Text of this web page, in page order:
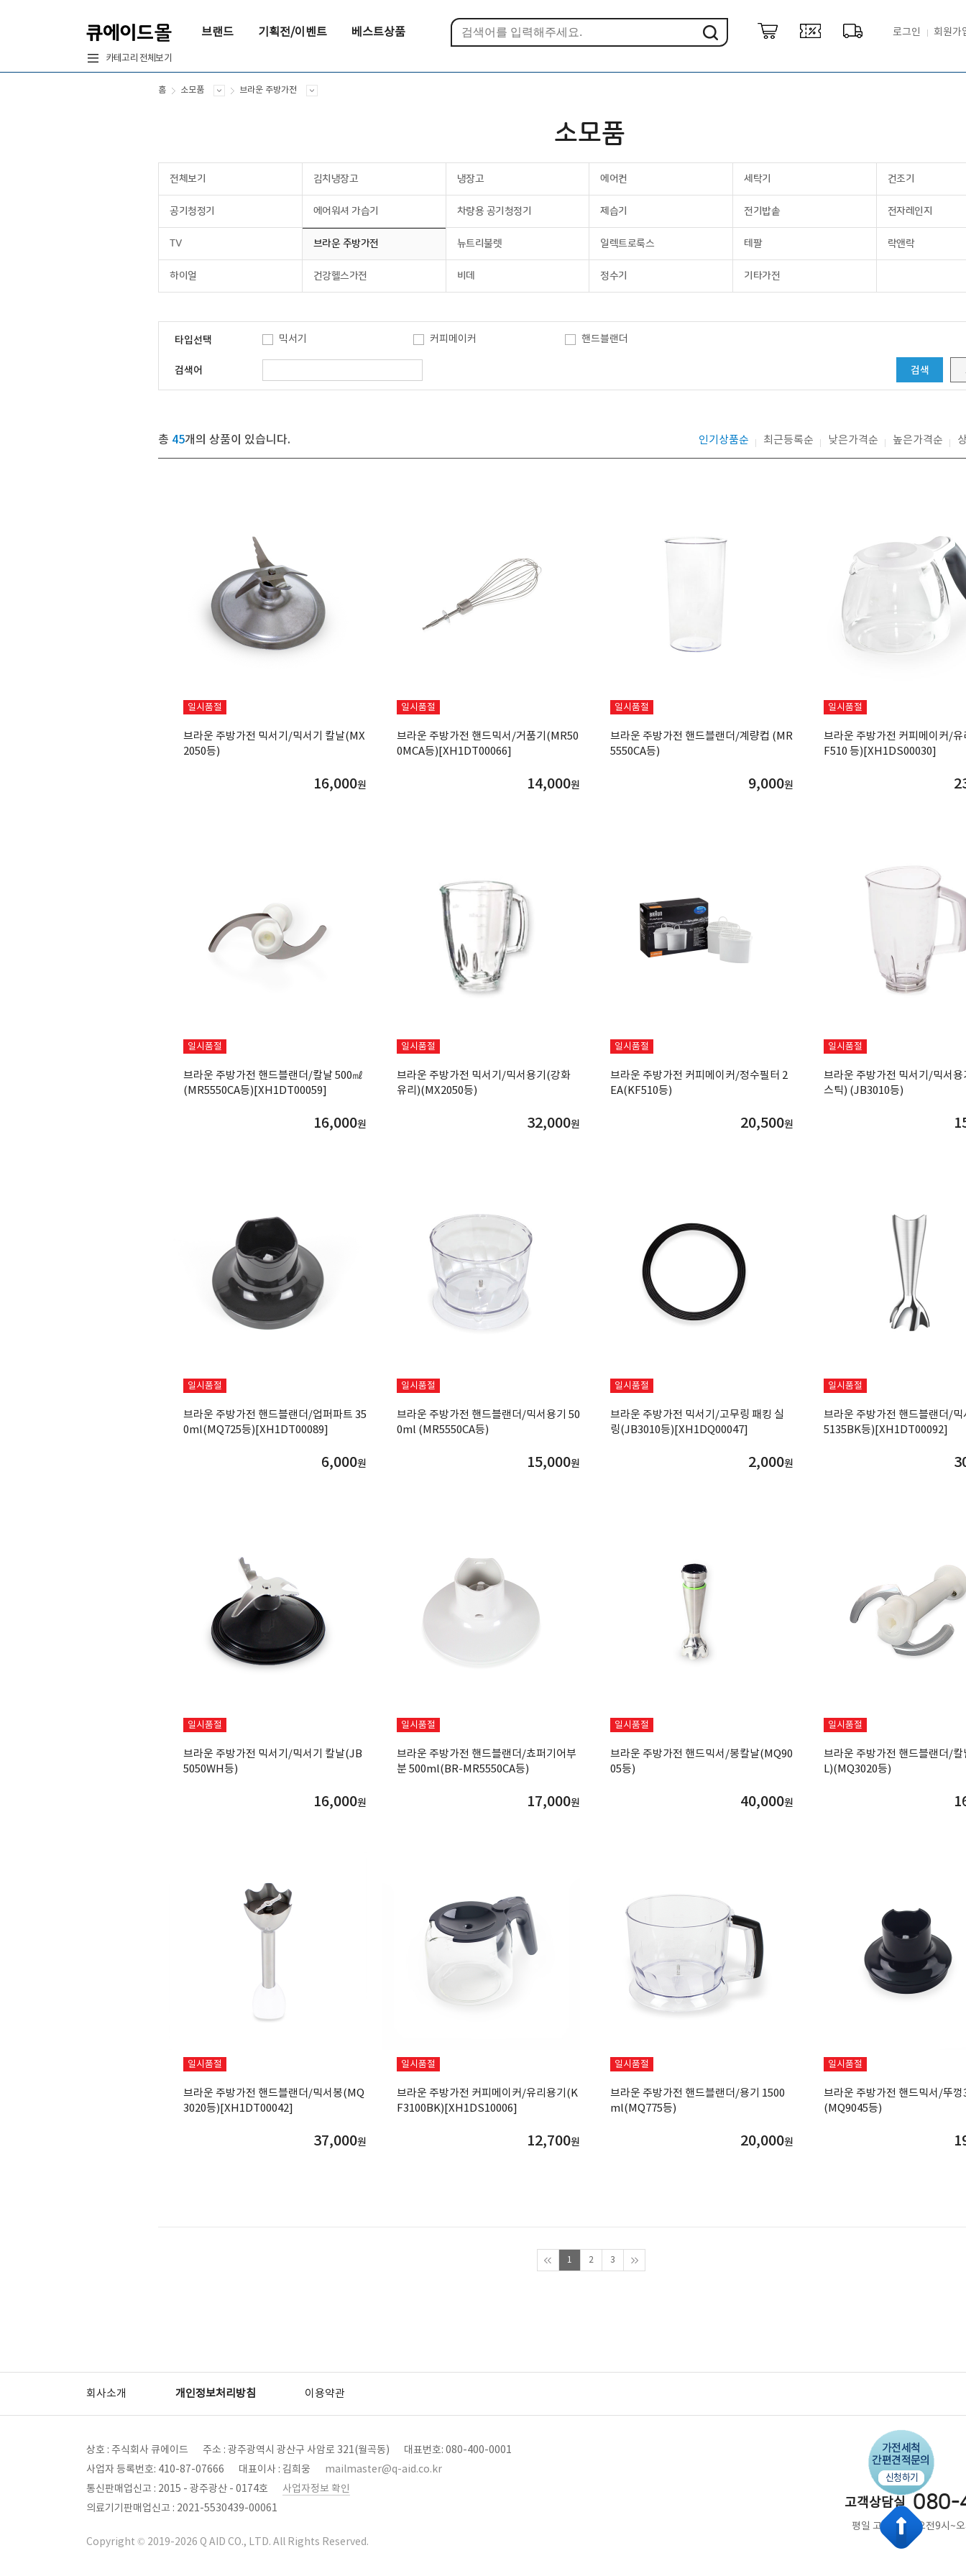
브랜드 기획전/이벤트 베스트상품 로그인 회원가
카테고리 전체보기
홈 소모품 브라운 주방가전
소모품
전체보기 김치냉장고 냉장고 에어컨 세탁기 건조기
공기청정기 에어워셔 가습기 차량용 공기청정기 제습기 전기밥솥 전자레인지
TV 브라운 주방가전 뉴트리불렛 일렉트로룩스 테팔 락앤락
하이얼 건강헬스가전 비데 정수기 기타가전
타입선택 믹서기 커피메이커 핸드블랜더
검색어 검색
총 45개의 상품이 있습니다. 인기상품순 최근등록순 낮은가격순 높은가격순
일시품절
브라운 주방가전 믹서기/믹서기 칼날(MX
2050등)
16,000원
일시품절
브라운 주방가전 핸드믹서/거품기(MR50
0MCA등)[XH1DT00066]
14,000원
일시품절
브라운 주방가전 핸드블랜더/계량컵 (MR
5550CA등)
9,000원
일시품절
브라운 주방가전 커피메이커/
F510 등)[XH1DS00030]
일시품절
브라운 주방가전 핸드블랜더/칼날 500㎖
(MR5550CA등)[XH1DT00059]
16,000원
일시품절
브라운 주방가전 믹서기/믹서용기(강화
유리)(MX2050등)
32,000원
일시품절
브라운 주방가전 커피메이커/정수필터 2
EA(KF510등)
20,500원
일시품절
브라운 주방가전 믹서기/믹서
스틱) (JB3010등)
일시품절
브라운 주방가전 핸드블랜더/업퍼파트 35
0ml(MQ725등)[XH1DT00089]
6,000원
일시품절
브라운 주방가전 핸드블랜더/믹서용기 50
0ml (MR5550CA등)
15,000원
일시품절
브라운 주방가전 믹서기/고무링 패킹 실
링(JB3010등)[XH1DQ00047]
2,000원
일시품절
브라운 주방가전 핸드블랜더/
5135BK등)[XH1DT00092]
일시품절
브라운 주방가전 믹서기/믹서기 칼날(JB
5050WH등)
16,000원
일시품절
브라운 주방가전 핸드블랜더/쵸퍼기어부
분 500ml(BR-MR5550CA등)
17,000원
일시품절
브라운 주방가전 핸드믹서/봉칼날(MQ90
05등)
40,000원
일시품절
브라운 주방가전 핸드블랜더/
L)(MQ3020등)
일시품절
브라운 주방가전 핸드블랜더/믹서봉(MQ
3020등)[XH1DT00042]
37,000원
일시품절
브라운 주방가전 커피메이커/유리용기(K
F3100BK)[XH1DS10006]
12,700원
일시품절
브라운 주방가전 핸드블랜더/용기 1500
ml(MQ775등)
20,000원
일시품절
브라운 주방가전 핸드믹서/뚜
(MQ9045등)
1 2 3
회사소개 개인정보처리방침 이용약관
상호 : 주식회사 큐에이드 주소 : 광주광역시 광산구 사암로 321(월곡동)
대표번호: 080-400-0001
사업자 등록번호: 410-87-07666
대표이사 : 김희웅
mailmaster@q-aid.co.kr
통신판매업신고 : 2015 - 광주광산 - 0174호
사업자정보 확인
의료기기판매업신고 : 2021-5530439-00061
Copyright © 2019-2026 Q AID CO., LTD. All Rights Reserved.
고객상담실 080-
평일 고객상담 : 오전9시~